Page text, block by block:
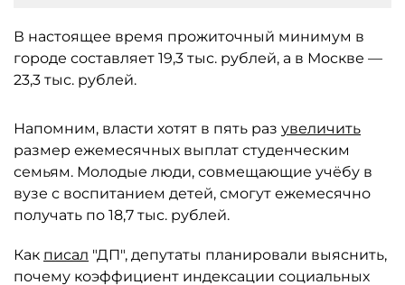
В настоящее время прожиточный минимум в
городе составляет 19,3 тыс. рублей, а в Москве —
23,3 тыс. рублей.
Напомним, власти хотят в пять раз увеличить
размер ежемесячных выплат студенческим
семьям. Молодые люди, совмещающие учёбу в
вузе с воспитанием детей, смогут ежемесячно
получать по 18,7 тыс. рублей.
Как писал "ДП", депутаты планировали выяснить,
почему коэффициент индексации социальных